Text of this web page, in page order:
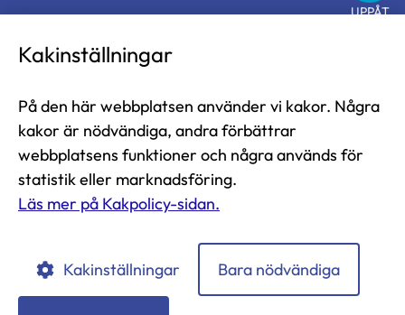
UPPÅT
Diabetesförbundet i Finland rf
Näsilinnankatu 26
33200 Tammerfors
tfn 03-2860 111 (mån-fre 9-13)
Kakinställningar
På den här webbplatsen använder vi kakor. Några
kakor är nödvändiga, andra förbättrar
webbplatsens funktioner och några används för
statistik eller marknadsföring.
Läs mer på Kakpolicy-sidan.
Kakinställningar Bara nödvändiga